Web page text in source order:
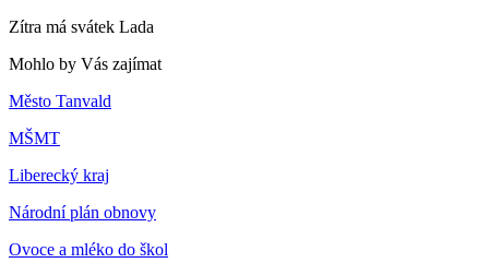
Zítra má svátek Lada
Mohlo by Vás zajímat
Město Tanvald
MŠMT
Liberecký kraj
Národní plán obnovy
Ovoce a mléko do škol